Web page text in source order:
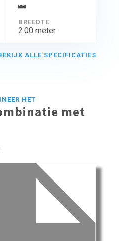
BREEDTE
2.00 meter
ALLE SPECIFICATIES
HET
met